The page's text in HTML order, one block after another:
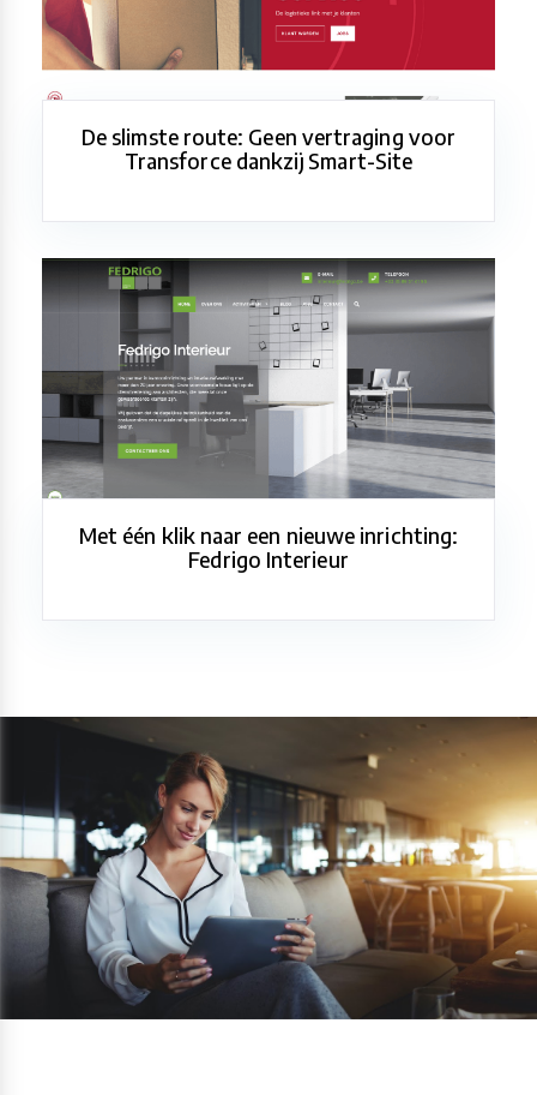
De slimste route: Geen vertraging voor
Transforce dankzij Smart-Site
Met één klik naar een nieuwe inrichting:
Fedrigo Interieur